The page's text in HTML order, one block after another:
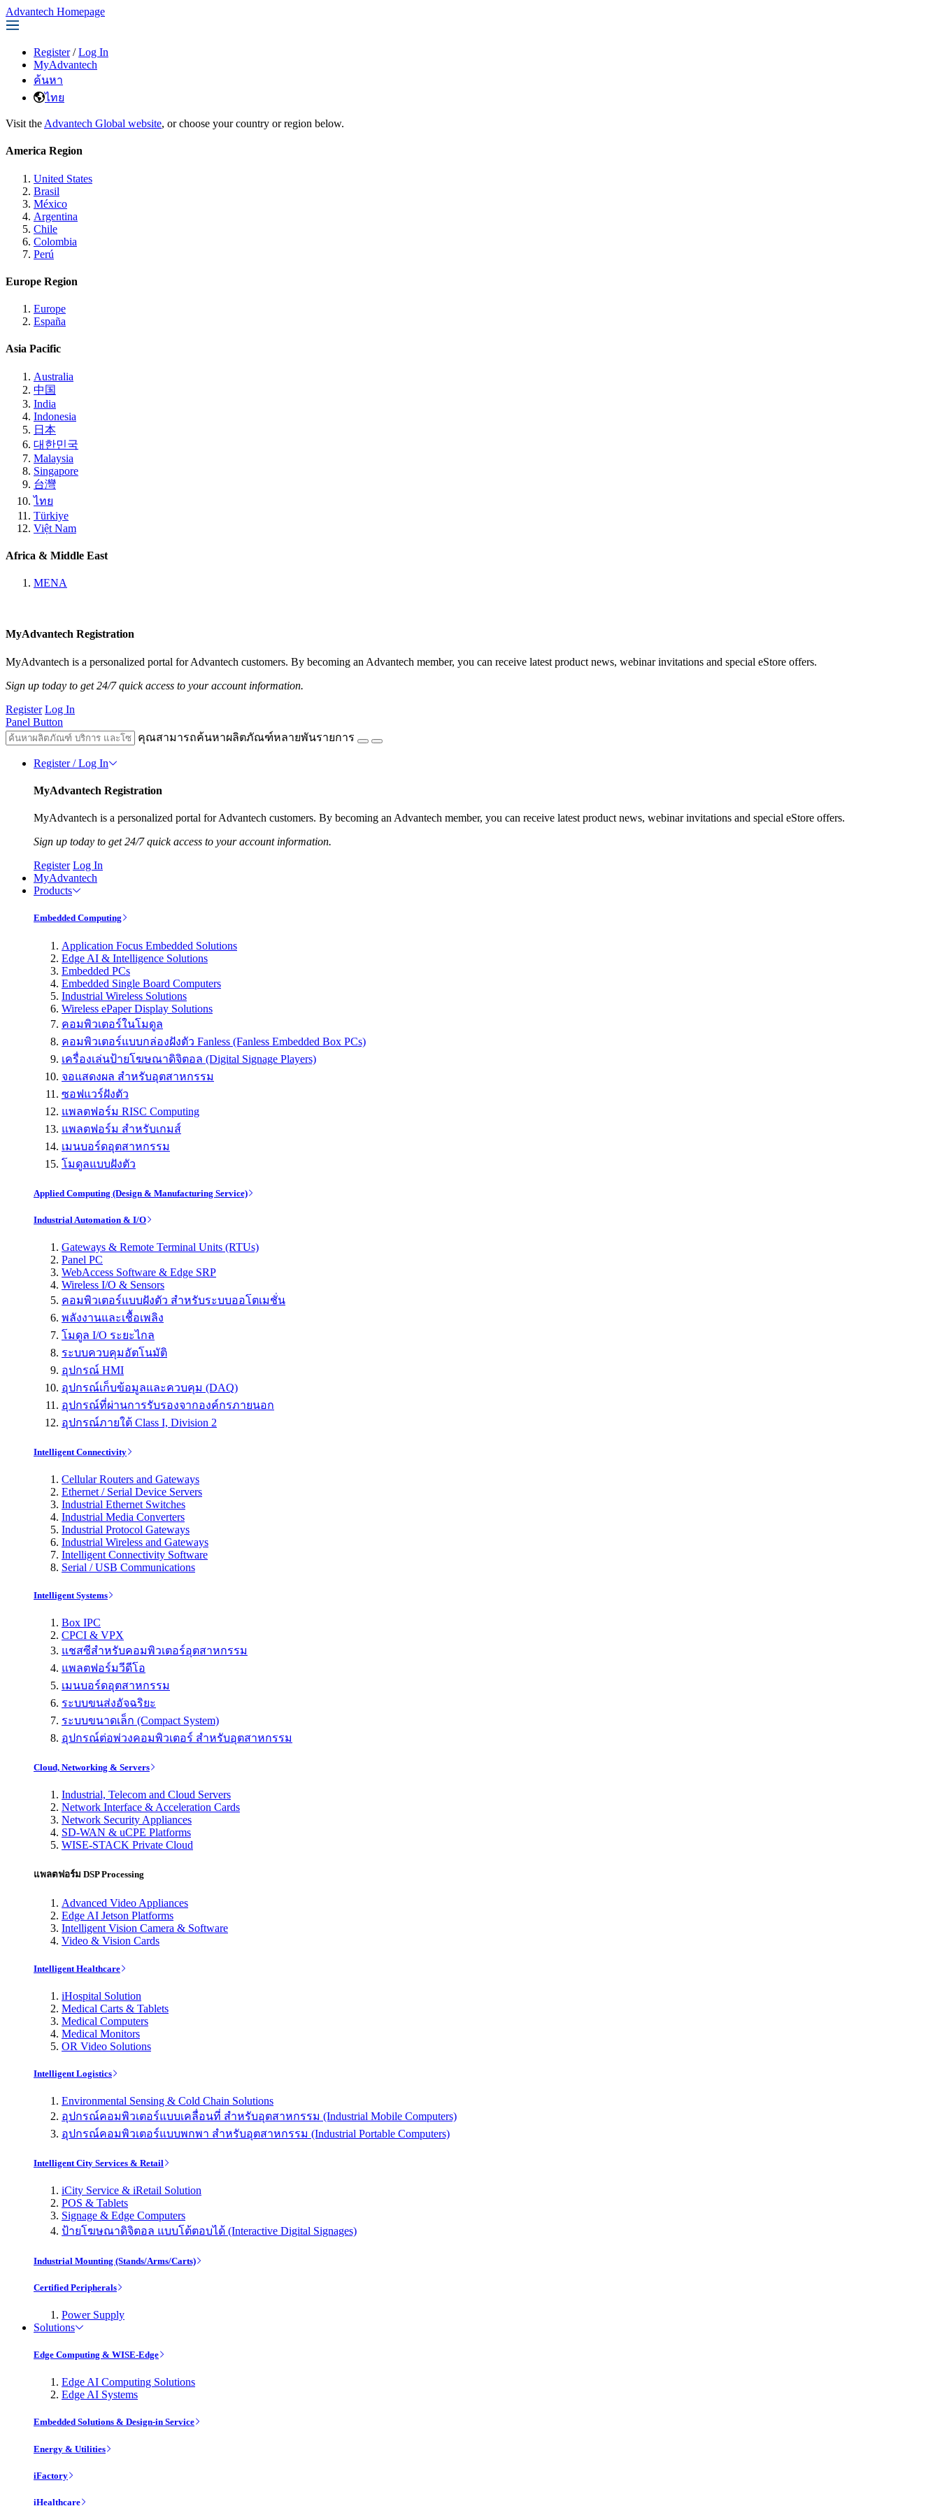
Advantech Homepage
Register / Log In
MyAdvantech
ค้นหา
ไทย
Visit the Advantech Global website, or choose your country or region below.
America Region
United States
Brasil
México
Argentina
Chile
Colombia
Perú
Europe Region
Europe
España
Asia Pacific
Australia
中国
India
Indonesia
日本
대한민국
Malaysia
Singapore
台灣
ไทย
Türkiye
Việt Nam
Africa & Middle East
MENA
MyAdvantech Registration
MyAdvantech is a personalized portal for Advantech customers. By becoming an Advantech member, you can receive latest product news, webinar invitations and special eStore offers.
Sign up today to get 24/7 quick access to your account information.
Register Log In
Panel Button
คุณสามารถค้นหาผลิตภัณฑ์หลายพันรายการ
Register / Log In
MyAdvantech Registration
MyAdvantech is a personalized portal for Advantech customers. By becoming an Advantech member, you can receive latest product news, webinar invitations and special eStore offers.
Sign up today to get 24/7 quick access to your account information.
Register Log In
MyAdvantech
Products
Embedded Computing
Application Focus Embedded Solutions
Edge AI & Intelligence Solutions
Embedded PCs
Embedded Single Board Computers
Industrial Wireless Solutions
Wireless ePaper Display Solutions
คอมพิวเตอร์ในโมดูล
คอมพิวเตอร์แบบกล่องฝังตัว Fanless (Fanless Embedded Box PCs)
เครื่องเล่นป้ายโฆษณาดิจิตอล (Digital Signage Players)
จอแสดงผล สำหรับอุตสาหกรรม
ซอฟแวร์ฝังตัว
แพลตฟอร์ม RISC Computing
แพลตฟอร์ม สำหรับเกมส์
เมนบอร์ดอุตสาหกรรม
โมดูลแบบฝังตัว
Applied Computing (Design & Manufacturing Service)
Industrial Automation & I/O
Gateways & Remote Terminal Units (RTUs)
Panel PC
WebAccess Software & Edge SRP
Wireless I/O & Sensors
คอมพิวเตอร์แบบฝังตัว สำหรับระบบออโตเมชั่น
พลังงานและเชื้อเพลิง
โมดูล I/O ระยะไกล
ระบบควบคุมอัตโนมัติ
อุปกรณ์ HMI
อุปกรณ์เก็บข้อมูลและควบคุม (DAQ)
อุปกรณ์ที่ผ่านการรับรองจากองค์กรภายนอก
อุปกรณ์ภายใต้ Class I, Division 2
Intelligent Connectivity
Cellular Routers and Gateways
Ethernet / Serial Device Servers
Industrial Ethernet Switches
Industrial Media Converters
Industrial Protocol Gateways
Industrial Wireless and Gateways
Intelligent Connectivity Software
Serial / USB Communications
Intelligent Systems
Box IPC
CPCI & VPX
แชสซีสำหรับคอมพิวเตอร์อุตสาหกรรม
แพลตฟอร์มวีดีโอ
เมนบอร์ดอุตสาหกรรม
ระบบขนส่งอัจฉริยะ
ระบบขนาดเล็ก (Compact System)
อุปกรณ์ต่อพ่วงคอมพิวเตอร์ สำหรับอุตสาหกรรม
Cloud, Networking & Servers
Industrial, Telecom and Cloud Servers
Network Interface & Acceleration Cards
Network Security Appliances
SD-WAN & uCPE Platforms
WISE-STACK Private Cloud
แพลตฟอร์ม DSP Processing
Advanced Video Appliances
Edge AI Jetson Platforms
Intelligent Vision Camera & Software
Video & Vision Cards
Intelligent Healthcare
iHospital Solution
Medical Carts & Tablets
Medical Computers
Medical Monitors
OR Video Solutions
Intelligent Logistics
Environmental Sensing & Cold Chain Solutions
อุปกรณ์คอมพิวเตอร์แบบเคลื่อนที่ สำหรับอุตสาหกรรม (Industrial Mobile Computers)
อุปกรณ์คอมพิวเตอร์แบบพกพา สำหรับอุตสาหกรรม (Industrial Portable Computers)
Intelligent City Services & Retail
iCity Service & iRetail Solution
POS & Tablets
Signage & Edge Computers
ป้ายโฆษณาดิจิตอล แบบโต้ตอบได้ (Interactive Digital Signages)
Industrial Mounting (Stands/Arms/Carts)
Certified Peripherals
Power Supply
Solutions
Edge Computing & WISE-Edge
Edge AI Computing Solutions
Edge AI Systems
Embedded Solutions & Design-in Service
Energy & Utilities
iFactory
iHealthcare